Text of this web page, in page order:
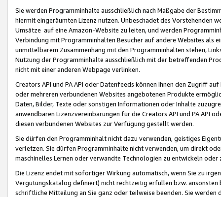
Sie werden Programminhalte ausschließlich nach Maßgabe der
hiermit eingeräumten Lizenz nutzen. Unbeschadet des Vorstehenden
Umsätze auf eine Amazon-Website zu leiten, und werden
Verbindung mit Programminhalten Besucher auf andere Websites als
unmittelbarem Zusammenhang mit den Programminhalten stehen,
Nutzung der Programminhalte ausschließlich mit der betreffenden
nicht mit einer anderen Webpage verlinken.
Creators API und PA API oder Datenfeeds können Ihnen den Zugriff
oder mehreren verbundenen Websites angebotenen Produkte
Daten, Bilder, Texte oder sonstigen Informationen oder Inhalte
anwendbaren Lizenzvereinbarungen für die Creators API und PA API
diesen verbundenen Websites zur Verfügung gestellt werden.
Sie dürfen den Programminhalt nicht dazu verwenden, geistiges
verletzen. Sie dürfen Programminhalte nicht verwenden, um direkt
maschinelles Lernen oder verwandte Technologien zu entwickeln
Die Lizenz endet mit sofortiger Wirkung automatisch, wenn Sie zu
Vergütungskatalog definiert) nicht rechtzeitig erfüllen bzw. ansonsten
schriftliche Mitteilung an Sie ganz oder teilweise beenden. Sie werden